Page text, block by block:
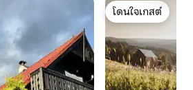
โดนใจเกสต์
โดนใจเกสต์